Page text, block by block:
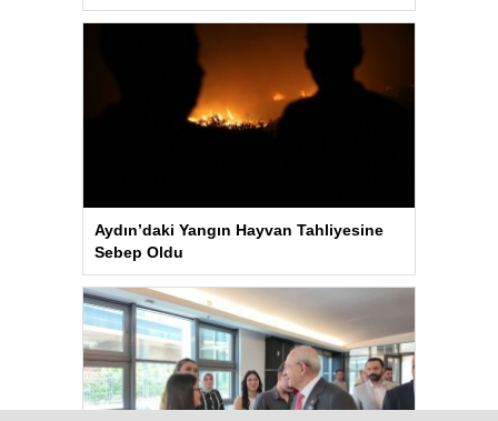
Aydın’daki Yangın Hayvan Tahliyesine
Sebep Oldu